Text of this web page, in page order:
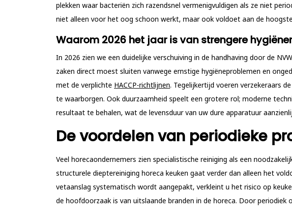
plekken waar bacteriën zich razendsnel vermenigvuldigen als ze niet
niet alleen voor het oog schoon werkt, maar ook voldoet aan de
Waarom 2026 het jaar is van strengere
In 2026 zien we een duidelijke verschuiving in de handhaving door de
zaken direct moest sluiten vanwege ernstige hygiëneproblemen en
met de verplichte HACCP-richtlijnen. Tegelijkertijd voeren verzekeraars
te waarborgen. Ook duurzaamheid speelt een grotere rol; moderne
resultaat te behalen, wat de levensduur van uw dure apparatuur
De voordelen van periodieke
Veel horecaondernemers zien specialistische reiniging als een
structurele dieptereiniging horeca keuken gaat verder dan alleen het
vetaanslag systematisch wordt aangepakt, verkleint u het risico op
de hoofdoorzaak is van uitslaande branden in de horeca. Door